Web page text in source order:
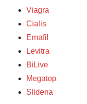
Viagra
Cialis
Ernafil
Levitra
BiLive
Megatop
Slidena